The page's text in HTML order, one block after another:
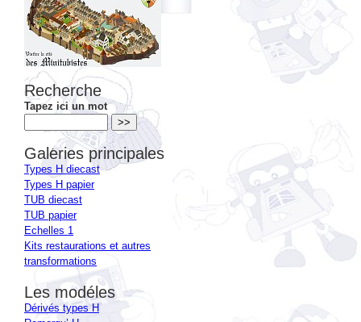
Recherche
Tapez ici un mot
Galeries principales
Types H diecast
Types H papier
TUB diecast
TUB papier
Echelles 1
Kits restaurations et autres
transformations
Les modéles
Dérivés types H
Remorqu’ H
Les coffrets